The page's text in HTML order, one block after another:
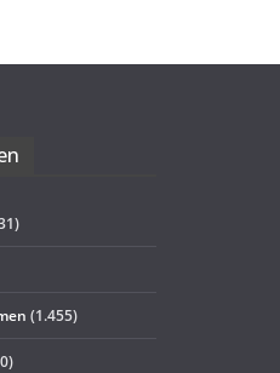
(1.455)